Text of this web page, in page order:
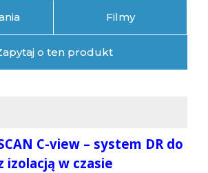
Filmy
o ten produkt
C-view – system DR do
izolacją w czasie